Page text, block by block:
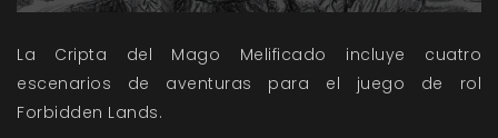
La Cripta del Mago Melificado incluye
cuatro
escenarios de aventuras para el juego de rol
Forbidden Lands.